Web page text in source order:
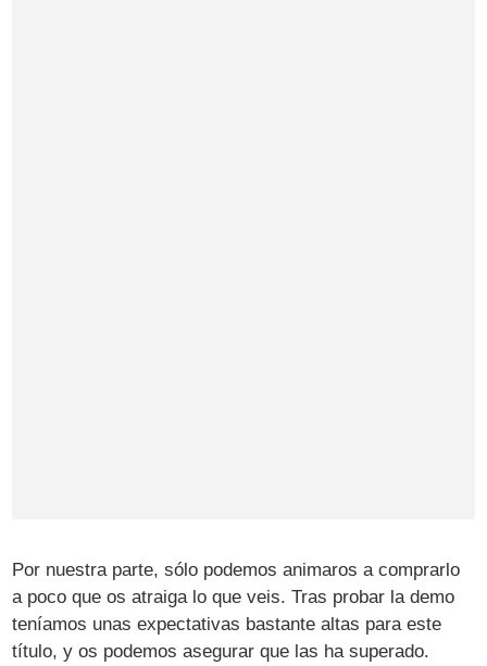
Por nuestra parte, sólo podemos animaros a comprarlo
a poco que os atraiga lo que veis. Tras probar la demo
teníamos unas expectativas bastante altas para este
título, y os podemos asegurar que las ha superado.